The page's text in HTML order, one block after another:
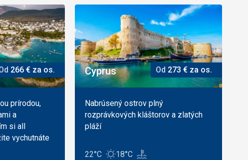
266 € za os.
prírodou,
a
si all
vychutnáte
Cyprus Od 273 € za os.
Nabrúsený ostrov plný
rozprávkových kláštorov a zlatých
pláží
22°C 18°C